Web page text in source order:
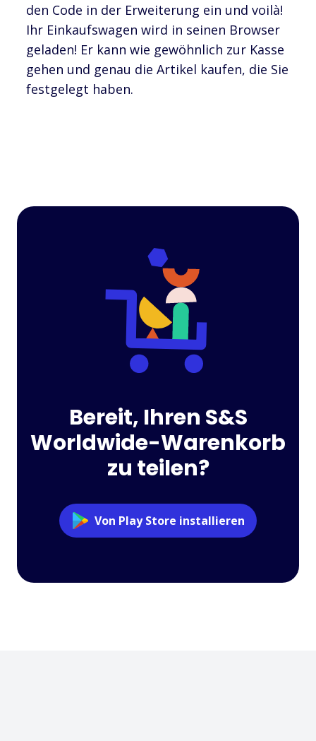
den Code in der Erweiterung ein und voilà!
Ihr Einkaufswagen wird in seinen Browser
geladen! Er kann wie gewöhnlich zur Kasse
gehen und genau die Artikel kaufen, die Sie
festgelegt haben.
Bereit, Ihren S&S
Worldwide-Warenkorb
zu teilen?
Von Play Store installieren